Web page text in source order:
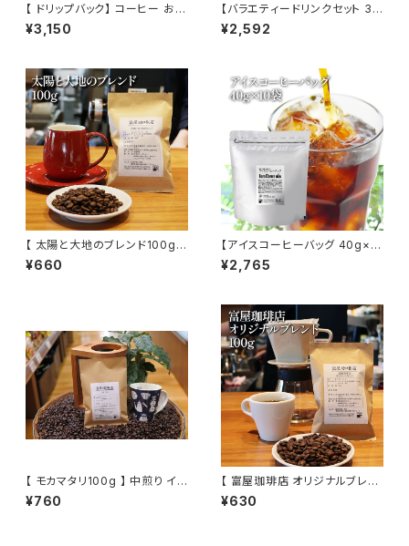
【 ドリップバック】 コーヒー おた
めし セット 3種 26パック お試
し セット 飲み比べ コーヒー ト
¥3,150
【バラエティードリンクセット 3
種3本 アイスコーヒー ストレー
トティー ストレートココア（無
ドリップ トミヤコーヒー 通販 ギ
フト 贈り物 贈答 中元 【オンライ
ンショップ限定価格】
¥2,592
【 太陽と大地のブレンド100g 】
中煎り メキシコ、ブラジル、コロ
ンビア、グァテマラ他 ドリップ 通
¥660
【アイスコーヒーバッグ 40g×1
0袋】 中細挽 iced coffee ba
g アイスコーヒー ブラジル グア
コーヒー 通販
¥2,765
【 モカマタリ100g 】 中煎り イ
エメン 自家焙煎 トミヤコーヒー
通販
¥760
【 富屋珈琲店 オリジナルブレン
ド 100g 】 中煎り ブラジル、グァ
テマラ ブレンド モーニング ドリ
¥630